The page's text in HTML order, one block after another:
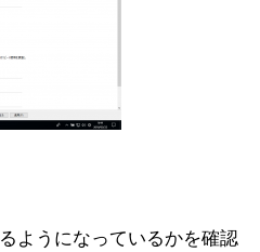
ようになっているかを確認